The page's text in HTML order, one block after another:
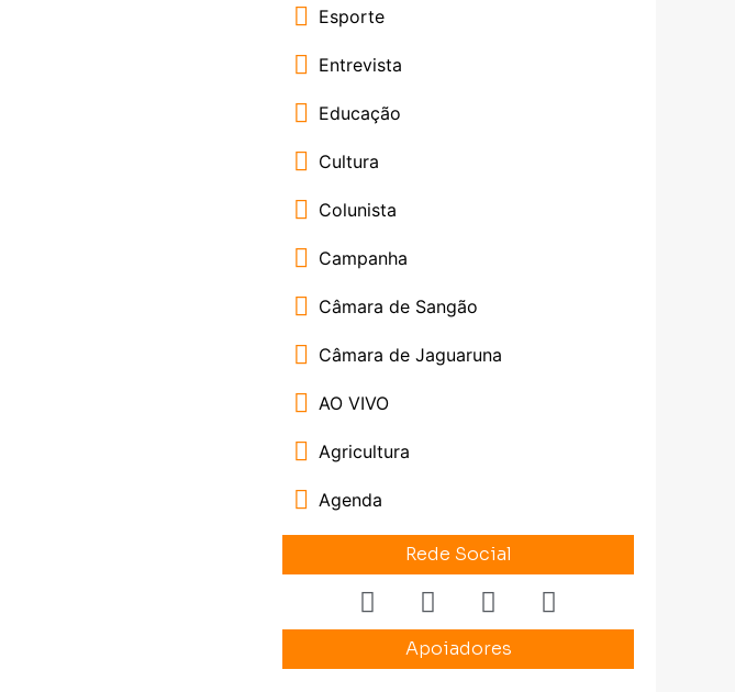
Esporte
Entrevista
Educação
Cultura
Colunista
Campanha
Câmara de Sangão
Câmara de Jaguaruna
AO VIVO
Agricultura
Agenda
Rede Social
Apoiadores